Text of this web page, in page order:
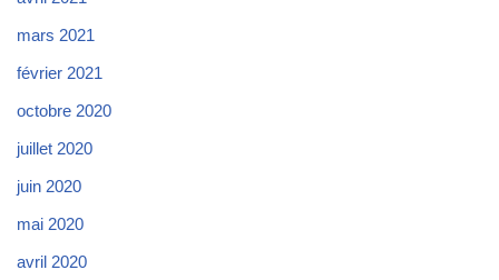
mars 2021
février 2021
octobre 2020
juillet 2020
juin 2020
mai 2020
avril 2020